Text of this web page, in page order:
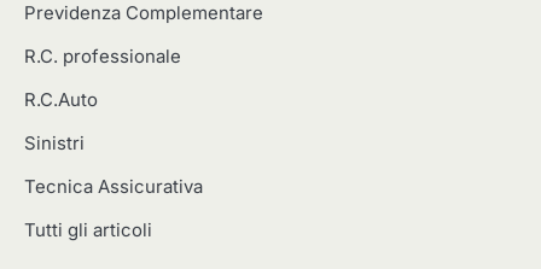
Previdenza Complementare
R.C. professionale
R.C.Auto
Sinistri
Tecnica Assicurativa
Tutti gli articoli